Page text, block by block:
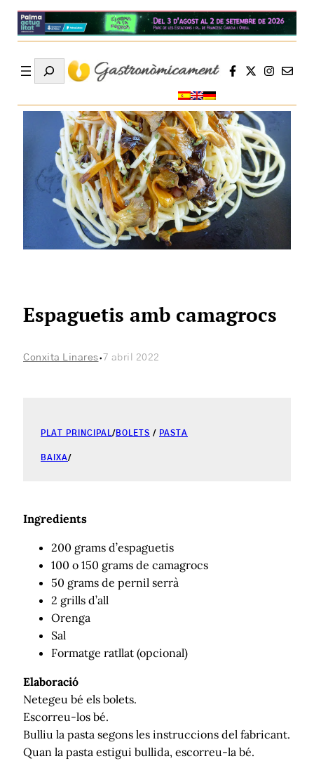
Search
Espaguetis amb camagrocs
Conxita Linares·7 abril 2022
PLAT PRINCIPAL/ BOLETS / PASTA
BAIXA/
Ingredients
200 grams d’espaguetis
100 o 150 grams de camagrocs
50 grams de pernil serrà
2 grills d’all
Orenga
Sal
Formatge ratllat (opcional)
Elaboració
Netegeu bé els bolets.
Escorreu-los bé.
Bulliu la pasta segons les instruccions del fabricant.
Quan la pasta estigui bullida, escorreu-la bé.